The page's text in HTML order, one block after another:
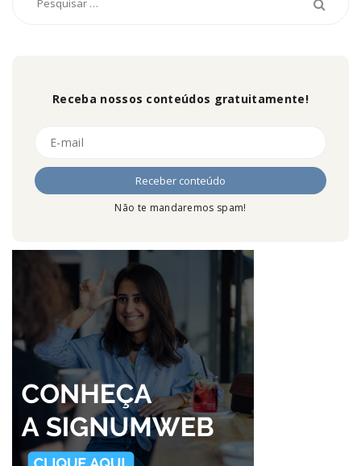
Receba nossos conteúdos gratuitamente!
Não te mandaremos spam!